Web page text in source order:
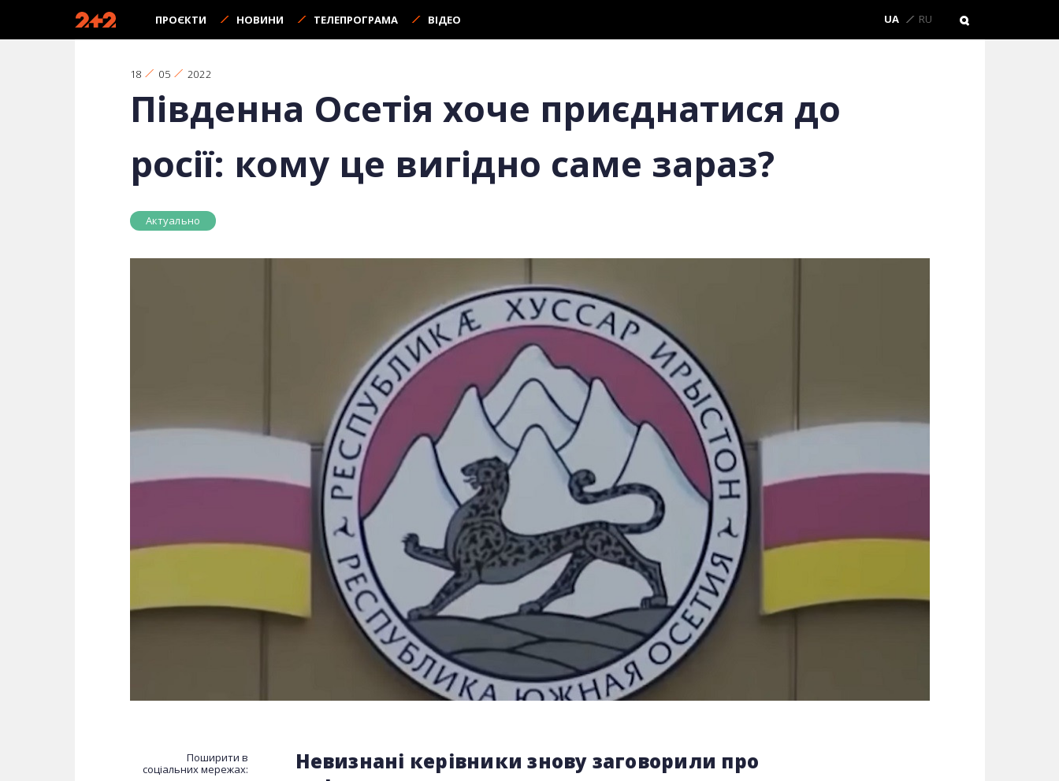
ПРОЄКТИ НОВИНИ ТЕЛЕПРОГРАМА ВІДЕО UA RU
18 05 2022
Південна Осетія хоче приєднатися до
росії: кому це вигідно саме зараз?
Актуально
Поширити в
соціальних мережах:
Невизнані керівники знову заговорили про